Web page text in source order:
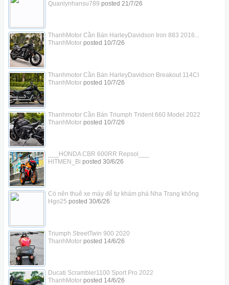
Quanlynhansu789 posted 21/7/26
ThanhMotor Cần Bán HarleyDavidson Iron 883 2016...
ThanhMotorposted 10/7/26
Thanhmotor Cần Bán HarleyDavidson Breakout 114CI
ThanhMotorposted 10/7/26
Thanhmotor Cần Bán Triumph Trident 660 Model 2022
ThanhMotorposted 10/7/26
___HONDA CBR 600RR Repsol___
HITMEN_Bi posted 30/6/26
Có nên thuê xe máy để tự khám phá Nha Trang không
Hgo25 posted 30/6/26
Triumph StreetTwin 900 2020
ThanhMotorposted 14/6/26
Ducati Scrambler1100 Sport Pro 2022
ThanhMotorposted 14/6/26